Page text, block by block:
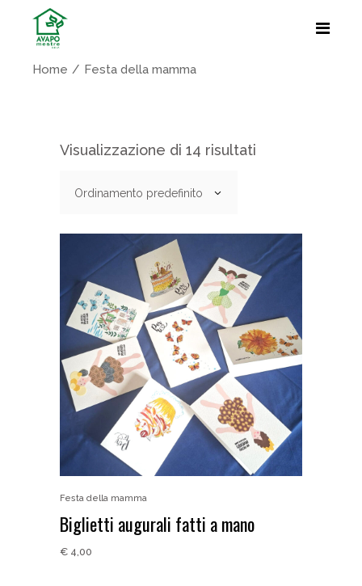
Home Festa della mamma
Visualizzazione di 14 risultati
Ordinamento predefinito
Festa della mamma
Biglietti augurali fatti a mano
€ 4,00